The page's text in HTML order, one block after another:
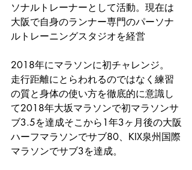
ソナルトレーナーとして活動。現在は
大阪で自身のランナー専門のパーソナ
ルトレーニングスタジオを経営
2018年にマラソンに初チャレンジ。
走行距離にとらわれるのではなく練習
の質と身体の使い方を徹底的に意識し
て2018年大坂マラソンで初マラソンサ
ブ3.5を達成そこから1年3ヶ月後の大阪
ハーフマラソンでサブ80、KIX泉州国際
マラソンでサブ3を達成。